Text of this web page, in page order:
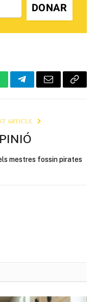
DONAR
TelegramEmail Copy
ARTICLE
mestres fossin pirates